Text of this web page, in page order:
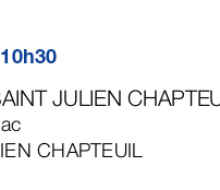
JULIEN
CHAPTEUIL